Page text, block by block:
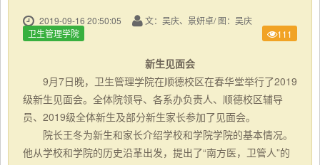
2019-09-16 20:50:05
文：吴庆、景妍卓/ 图：吴庆
卫生管理学院
111
新生见面会
9月7日晚，卫生管理学院在顺德校区在春华堂举行了2019
级新生见面会。全体院领导、各系办负责人、顺德校区辅导
员、2019级全体新生及部分新生家长参加了见面会。
院长王冬为新生和家长介绍学校和学院学院的基本情况。
他从学校和学院的历史沿革出发，提出了“南方医，卫管人”的